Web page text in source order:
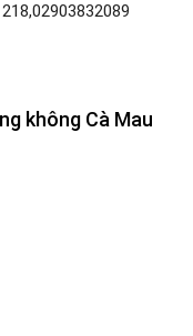
không Cà Mau